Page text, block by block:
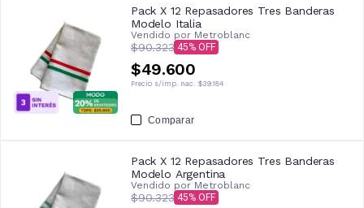
Pack X 12 Repasadores Tres Banderas
Modelo Italia
Vendido por Metroblanc
$90.323 45
$49.600
Precio s/imp. nac. $39.184
Comparar
Pack X 12 Repasadores Tres Banderas
Modelo Argentina
Vendido por Metroblanc
$90.323 45